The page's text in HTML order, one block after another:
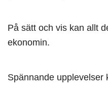
På sätt och vis kan allt
ekonomin.
Spännande upplevelser